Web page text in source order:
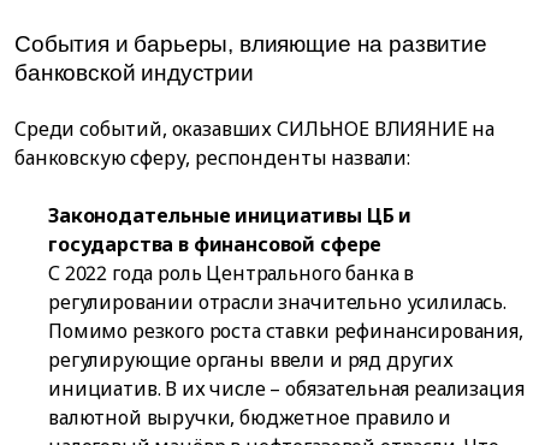
События и барьеры, влияющие на развитие
банковской индустрии
Среди событий, оказавших СИЛЬНОЕ ВЛИЯНИЕ на
банковскую сферу, респонденты назвали:
Законодательные инициативы ЦБ и
государства в финансовой сфере
С 2022 года роль Центрального банка в
регулировании отрасли значительно усилилась.
Помимо резкого роста ставки рефинансирования,
регулирующие органы ввели и ряд других
инициатив. В их числе – обязательная реализация
валютной выручки, бюджетное правило и